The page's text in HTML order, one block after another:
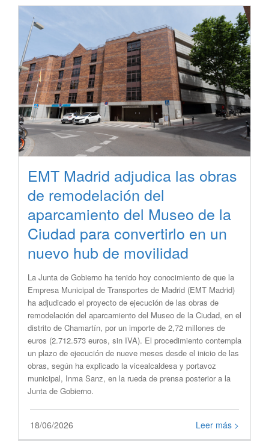
EMT Madrid adjudica las obras
de remodelación del
aparcamiento del Museo de la
Ciudad para convertirlo en un
nuevo hub de movilidad
​La Junta de Gobierno ha tenido hoy conocimiento de que la
Empresa Municipal de Transportes de Madrid (EMT Madrid)
ha adjudicado el proyecto de ejecución de las obras de
remodelación del aparcamiento del Museo de la Ciudad, en el
distrito de Chamartín, por un importe de 2,72 millones de
euros (2.712.573 euros, sin IVA). El procedimiento contempla
un plazo de ejecución de nueve meses desde el inicio de las
obras, según ha explicado la vicealcaldesa y portavoz
municipal, Inma Sanz, en la rueda de prensa posterior a la
Junta de Gobierno.
18/06/2026 Leer más >